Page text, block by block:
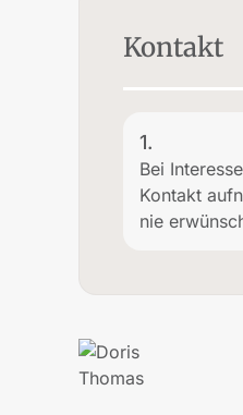
Kontakt
1.
Bei
Kontakt
nie